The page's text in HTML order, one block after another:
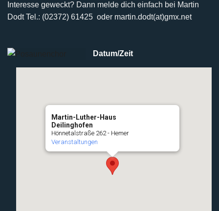
Interesse geweckt? Dann melde dich einfach bei Martin
Dodt Tel.: (02372) 61425 oder martin.dodt(at)gmx.net
Martin-Luther-Haus
Deilinghofen
Hönnetalstraße 262 - Hemer
Veranstaltungen
Datum/Zeit